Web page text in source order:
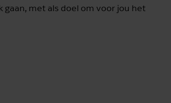
gaan, met als doel om voor jou het